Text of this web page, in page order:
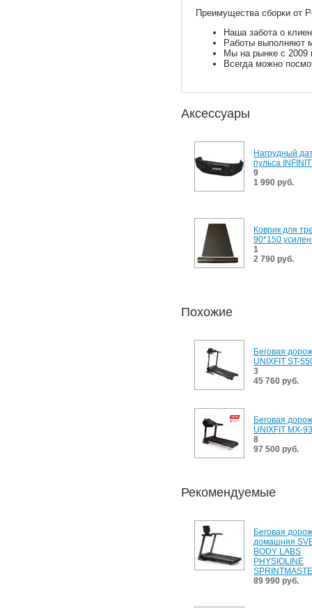
Преимущества сборки от
Наша забота о
Работы выполняют
Мы на рынке с 2009
Всегда можно
Аксессуары
Нагрудный
пульса
9
1 990 руб.
Коврик для
90*150
1
2 790 руб.
Похожие
Беговая
UNIXFIT ST-
3
45 760 руб.
Беговая
UNIXFIT MX-
8
97 500 руб.
Рекомендуемые
Беговая
домашняя
BODY LABS
PHYSIOLINE
89 990 руб.